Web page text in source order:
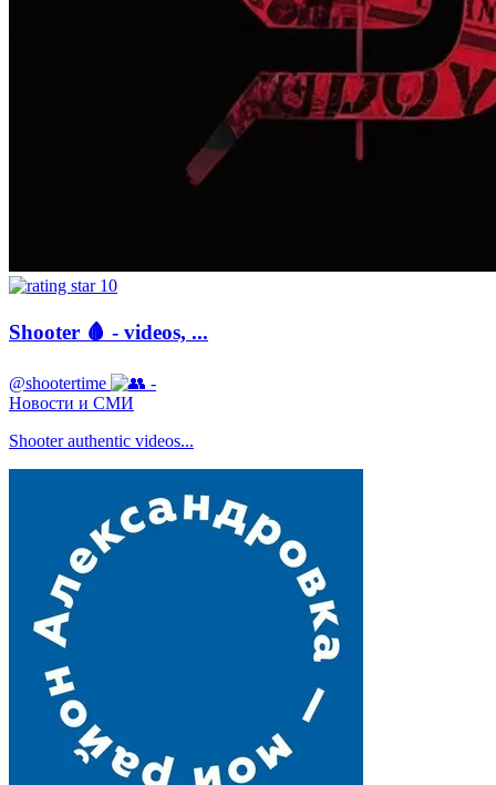
10
Shooter 🩸 - videos, ...
@shootertime
-
Новости и СМИ
Shooter authentic videos...